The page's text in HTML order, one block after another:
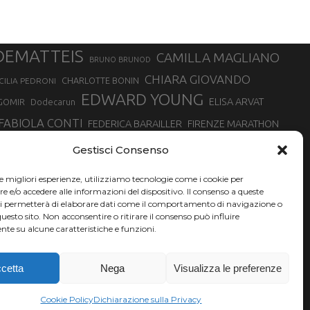
Gestisci Consenso
migliori esperienze, utilizziamo tecnologie come i cookie per
e/o accedere alle informazioni del dispositivo. Il consenso a queste
permetterà di elaborare dati come il comportamento di navigazione o
sito. Non acconsentire o ritirare il consenso può influire
su alcune caratteristiche e funzioni.
Nega Visualizza le preferenze
Cookie PolicyDichiarazione sulla Privacy
BRUNO BRUNOD CAMILLA MAGLIANO
PEDRONI CHARLOTTE BONIN CHIARA GIOVANDO
Dodecarun EDWARD YOUNG ELISA ARVAT
FABIOLA CONTI FEDERICA BARAILLER FIRENZE MARATHON
GIOVANNA EPIS GIULIANO CAVALLO
DI TORINO MARATONINA MARCELLA BELLETTI MARCO OLMO
MONVISO VERTICAL RACE NADIA BATTOCLETTI
BONALDI SILVIA RAMPAZZO
CHEVRIER YEMAN CRIPPA